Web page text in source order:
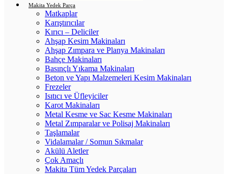
Makita Yedek Parça
Matkaplar
Karıştırıcılar
Kırıcı – Deliciler
Ahşap Kesim Makinaları
Ahşap Zımpara ve Planya Makinaları
Bahçe Makinaları
Basınçlı Yıkama Makinaları
Beton ve Yapı Malzemeleri Kesim Makinaları
Frezeler
Isıtıcı ve Üfleyiciler
Karot Makinaları
Metal Kesme ve Sac Kesme Makinaları
Metal Zımparalar ve Polisaj Makinaları
Taşlamalar
Vidalamalar / Somun Sıkmalar
Akülü Aletler
Çok Amaçlı
Makita Tüm Yedek Parçaları